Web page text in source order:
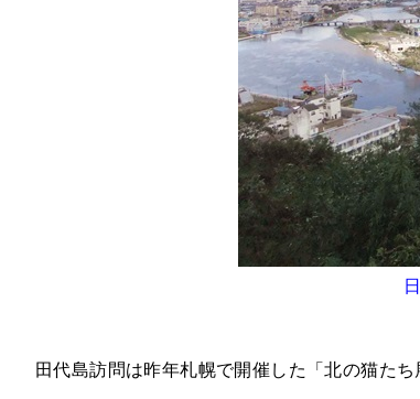
田代島訪問は昨年札幌で開催した「北の猫た